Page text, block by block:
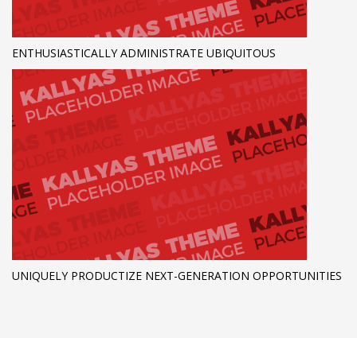
ENTHUSIASTICALLY ADMINISTRATE UBIQUITOUS
UNIQUELY PRODUCTIZE NEXT-GENERATION OPPORTUNITIES